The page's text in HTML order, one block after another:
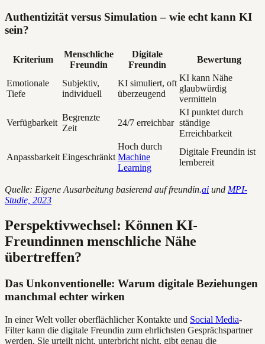
Authentizität versus Simulation – wie echt kann KI
sein?
Kriterium
Menschliche
Freundin
Digitale
Freundin
Bewertung
Emotionale
Tiefe
Subjektiv,
individuell
KI simuliert, oft
überzeugend
KI kann Nähe
glaubwürdig
vermitteln
Verfügbarkeit
Begrenzte
Zeit
24/7 erreichbar
KI punktet durch
ständige
Erreichbarkeit
Anpassbarkeit Eingeschränkt
Hoch durch
Machine
Learning
Digitale Freundin ist
lernbereit
Quelle: Eigene Ausarbeitung basierend auf freundin.ai und MPI-
Studie, 2023
Perspektivwechsel: Können KI-
Freundinnen menschliche Nähe
übertreffen?
Das Unkonventionelle: Warum digitale Beziehungen
manchmal echter wirken
In einer Welt voller oberflächlicher Kontakte und Social Media-
Filter kann die digitale Freundin zum ehrlichsten Gesprächspartner
werden. Sie urteilt nicht, unterbricht nicht, gibt genau die